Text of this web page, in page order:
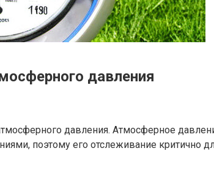
давления
давления. Атмосферное
поэтому его отслеживание критично